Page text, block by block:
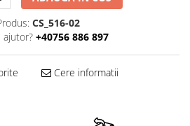
CS_516-02
ajutor? +40756 886 897
Cere informatii